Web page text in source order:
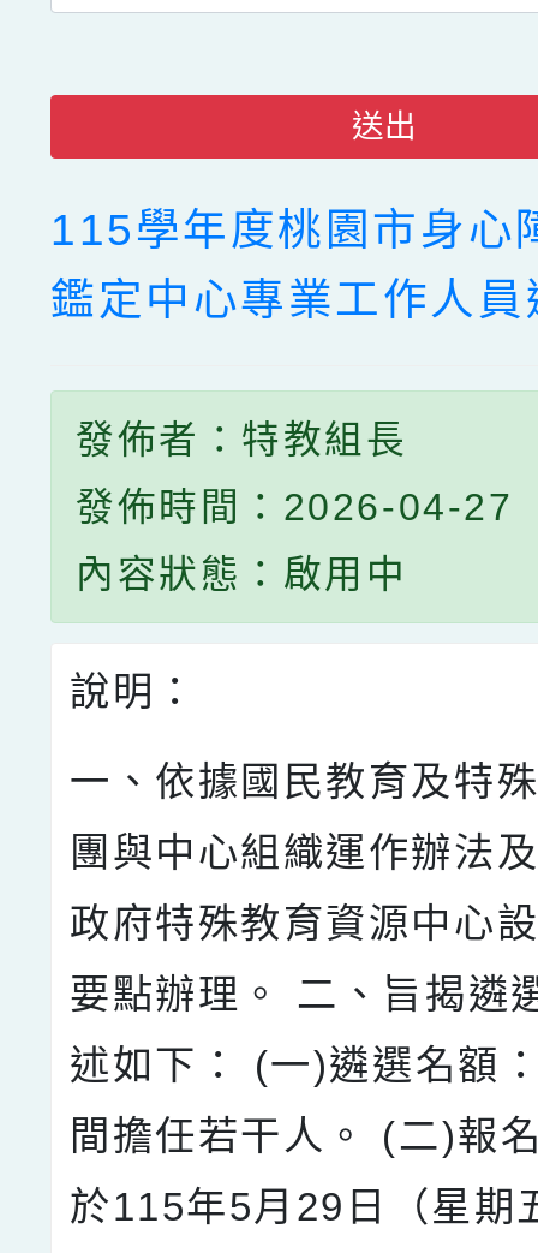
送出
115學年度桃園市身心
鑑定中心專業工作人
發佈者：特教組長
發佈時間：2026-04-27
內容狀態：啟用中
說明：
一、依據國民教育及特
團與中心組織運作辦法
政府特殊教育資源中心
要點辦理。 二、旨揭遴
述如下： (一)遴選名額
間擔任若干人。 (二)報
於115年5月29日（星期